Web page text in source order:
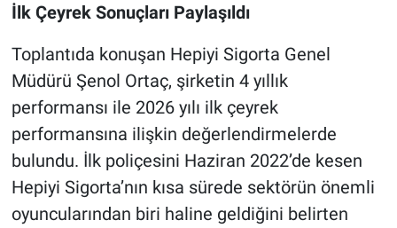
İlk Çeyrek Sonuçları Paylaşıldı
Toplantıda konuşan Hepiyi Sigorta Genel
Müdürü Şenol Ortaç, şirketin 4 yıllık
performansı ile 2026 yılı ilk çeyrek
performansına ilişkin değerlendirmelerde
bulundu. İlk poliçesini Haziran 2022’de kesen
Hepiyi Sigorta’nın kısa sürede sektörün önemli
oyuncularından biri haline geldiğini belirten